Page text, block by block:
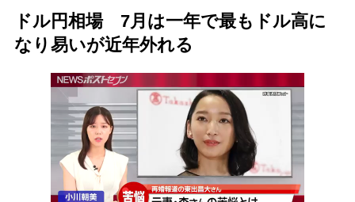
ドル円相場 7月は一年で最もドル高に
なり易いが近年外れる